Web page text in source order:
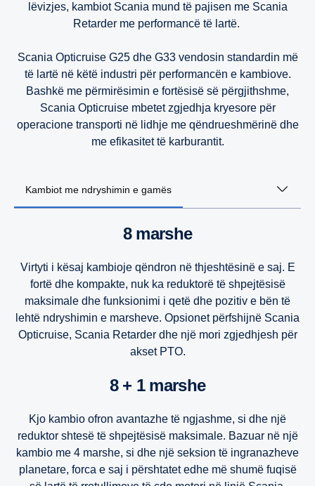
lëvizjes, kambiot Scania mund të pajisen me Scania
Retarder me performancë të lartë.
Scania Opticruise G25 dhe G33 vendosin standardin më
të lartë në këtë industri për performancën e kambiove.
Bashkë me përmirësimin e fortësisë së përgjithshme,
Scania Opticruise mbetet zgjedhja kryesore për
operacione transporti në lidhje me qëndrueshmërinë dhe
me efikasitet të karburantit.
Kambiot me ndryshimin e gamës
8 marshe
Virtyti i kësaj kambioje qëndron në thjeshtësinë e saj. E
fortë dhe kompakte, nuk ka reduktorë të shpejtësisë
maksimale dhe funksionimi i qetë dhe pozitiv e bën të
lehtë ndryshimin e marsheve. Opsionet përfshijnë Scania
Opticruise, Scania Retarder dhe një mori zgjedhjesh për
akset PTO.
8 + 1 marshe
Kjo kambio ofron avantazhe të ngjashme, si dhe një
reduktor shtesë të shpejtësisë maksimale. Bazuar në një
kambio me 4 marshe, si dhe një seksion të ingranazheve
planetare, forca e saj i përshtatet edhe më shumë fuqisë